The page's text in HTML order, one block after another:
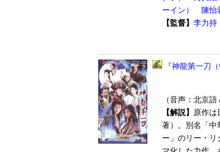
ーイン）
陳怡
【監督】 李力持
『神龍第一刀
（音声：北京
【解説】 原作は
著）。別名「中
ー」のリー・リ